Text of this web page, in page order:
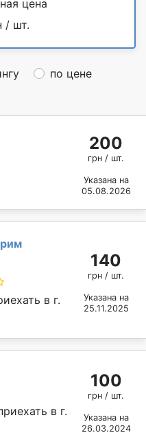
цена
/ шт.
по цене
200
грн / шт.
Указана на
05.08.2026
в г.
140
грн / шт.
Указана на
25.11.2025
в г.
100
грн / шт.
Указана на
26.03.2024